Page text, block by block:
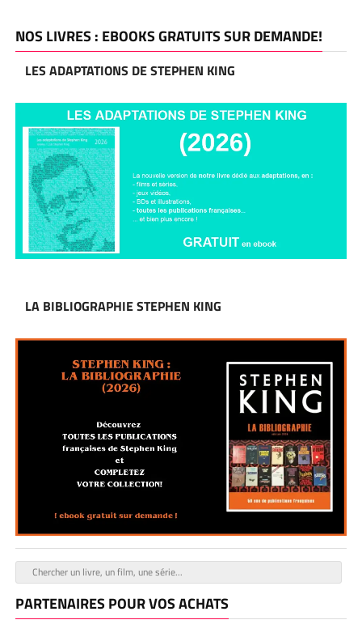
NOS LIVRES : EBOOKS GRATUITS SUR DEMANDE!
LES ADAPTATIONS DE STEPHEN KING
LA BIBLIOGRAPHIE STEPHEN KING
PARTENAIRES POUR VOS ACHATS